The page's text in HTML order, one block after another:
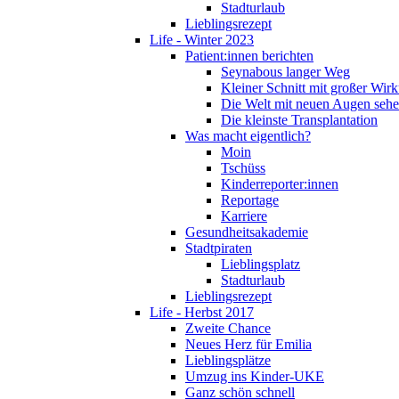
Stadturlaub
Lieblingsrezept
Life - Winter 2023
Patient:innen berichten
Seynabous langer Weg
Kleiner Schnitt mit großer
Die Welt mit neuen Augen
Die kleinste Transplantation
Was macht eigentlich?
Moin
Tschüss
Kinderreporter:innen
Reportage
Karriere
Gesundheitsakademie
Stadtpiraten
Lieblingsplatz
Stadturlaub
Lieblingsrezept
Life - Herbst 2017
Zweite Chance
Neues Herz für Emilia
Lieblingsplätze
Umzug ins Kinder-UKE
Ganz schön schnell